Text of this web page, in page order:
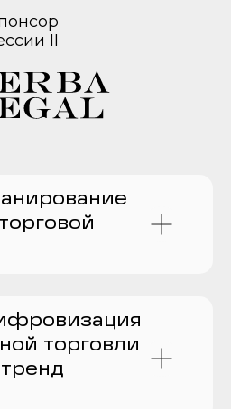
II
торговли